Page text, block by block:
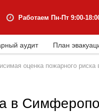
Работаем Пн-Пт 9:00-
аудит План
оценка пожарного
в